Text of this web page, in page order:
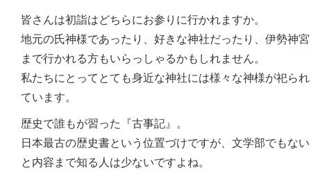
皆さんは初詣はどちらにお参りに行かれますか。
地元の氏神様であったり、好きな神社だったり、伊勢神宮
まで行かれる方もいらっしゃるかもしれません。
私たちにとってとても身近な神社には様々な神様が祀られ
ています。
歴史で誰もが習った『古事記』。
日本最古の歴史書という位置づけですが、文学部でもない
と内容まで知る人は少ないですよね。